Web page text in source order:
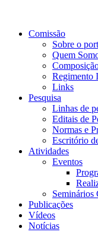
Comissão
Sobre o
Quem
Regimento
Links
Pesquisa
Linhas de
Editais de
Normas e
Escritório
Atividades
Eventos
Seminários
Publicações
Vídeos
Notícias